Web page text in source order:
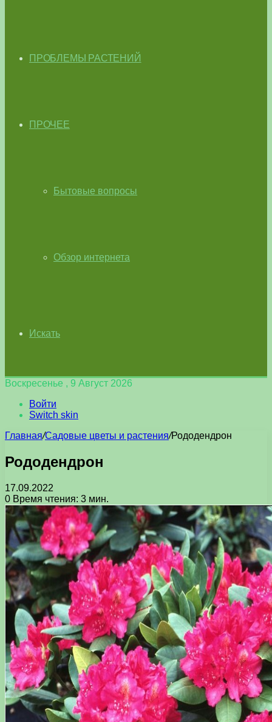
ПРОБЛЕМЫ РАСТЕНИЙ
ПРОЧЕЕ
Бытовые вопросы
Обзор интернета
Искать
Воскресенье , 9 Август 2026
Войти
Switch skin
Главная/Садовые цветы и растения/Рододендрон
Рододендрон
17.09.2022
0 Время чтения: 3 мин.